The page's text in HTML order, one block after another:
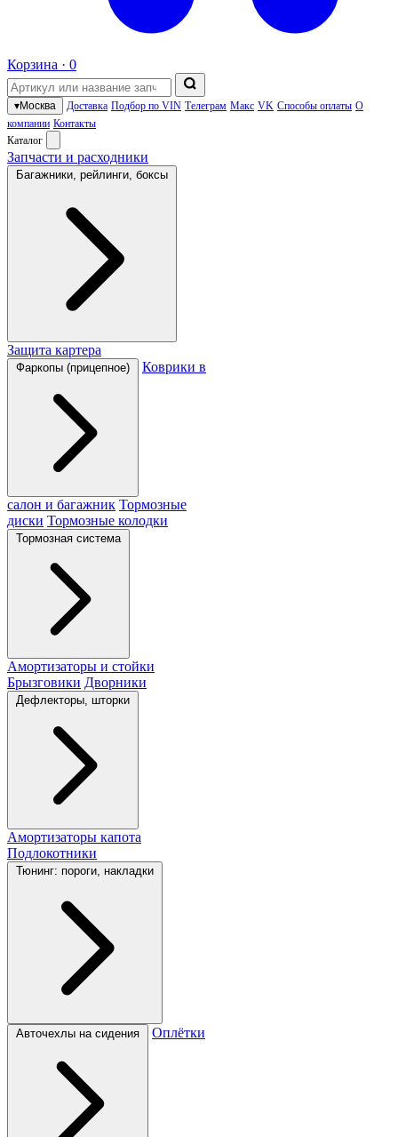
Корзина · 0
▾Москва Доставка Подбор по VIN Телеграм Макс VK Способы оплаты О
компании Контакты
Каталог
Запчасти и расходники
Багажники, рейлинги, боксы
Защита картера
Фаркопы (прицепное) Коврики в
салон и багажник Тормозные
диски Тормозные колодки
Тормозная система
Амортизаторы и стойки
Брызговики Дворники
Дефлекторы, шторки
Амортизаторы капота
Подлокотники
Тюнинг: пороги, накладки
Авточехлы на сидения Оплётки